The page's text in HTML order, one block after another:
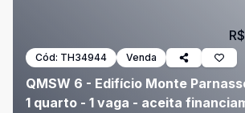
Cód: TH34944 Venda
QMSW 6 - Edifício Monte
1 quarto - 1 vaga - aceita